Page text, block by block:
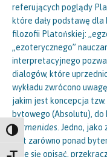
Toggle High Contrast
referujących poglądy
które dały podstawę
filozofii Platońskiej:
„ezoterycznego”
interpretacyjnego
dialogów, które
wykładu zwrócono
jakim jest koncepcja
bytowego (Absolutu),
Parmenides. Jedno, jako
jest zarówno ponad
daje się opisać,